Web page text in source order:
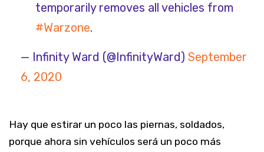
temporarily removes all vehicles from
#Warzone.
— Infinity Ward (@InfinityWard) September
6, 2020
Hay que estirar un poco las piernas, soldados,
porque ahora sin vehículos será un poco más